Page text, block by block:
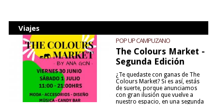
Viajes
POP UP CAMPUZANO
The Colours Market -
Segunda Edición
¿Te quedaste con ganas de The
Colours Market? Si es así, estás
de suerte, porque anunciamos
con gran ilusión que vuelve a
nuestro espacio, en una segunda